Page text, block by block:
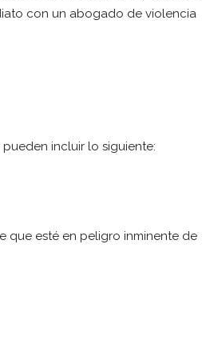
con un abogado de violencia
incluir lo siguiente:
que esté en peligro inminente de